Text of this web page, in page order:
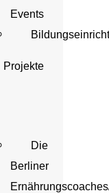
Events
Projekte
Die
Berliner